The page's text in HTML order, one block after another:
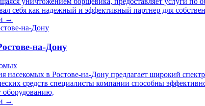
себя как надежный и эффективный партнер для
→
на-Дону
насекомых в Ростове-на-Дону предлагает широкий
средств специалисты компании способны
оборудованию,
→